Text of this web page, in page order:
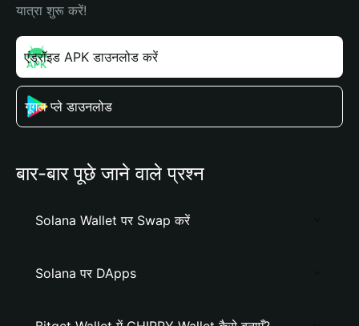
यात्रा शुरू करें!
एंड्रॉइड APK डाउनलोड करें
गूगल प्ले डाउनलोड
बार-बार पूछे जाने वाले प्रश्न
Solana Wallet पर Swap करें
Solana पर DApps